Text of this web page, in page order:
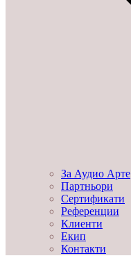
За Аудио Арте
Партньори
Сертификати
Референции
Клиенти
Екип
Контакти